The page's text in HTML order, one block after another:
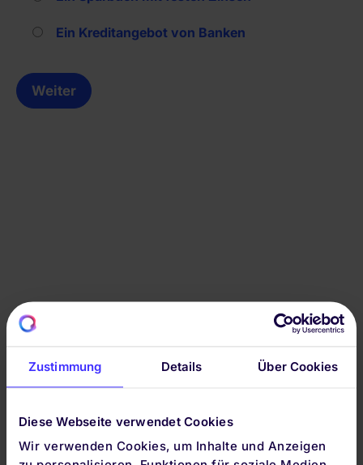
Zustimmung Details Über Cookies
Diese Webseite verwendet Cookies
Wir verwenden Cookies, um Inhalte und Anzeigen
Ein Kreditangebot von Banken
Weiter
GELDANLAGE BEI QUIRION